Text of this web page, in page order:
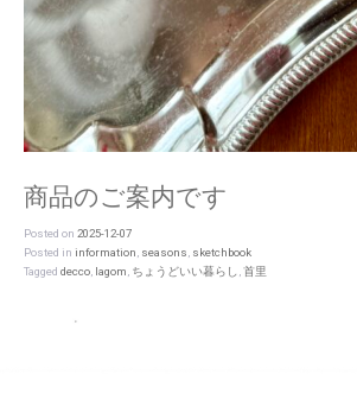
商品のご案内です
Posted on 2025-12-07
Posted in information, seasons, sketchbook
Tagged decco, lagom, ちょうどいい暮らし,首里